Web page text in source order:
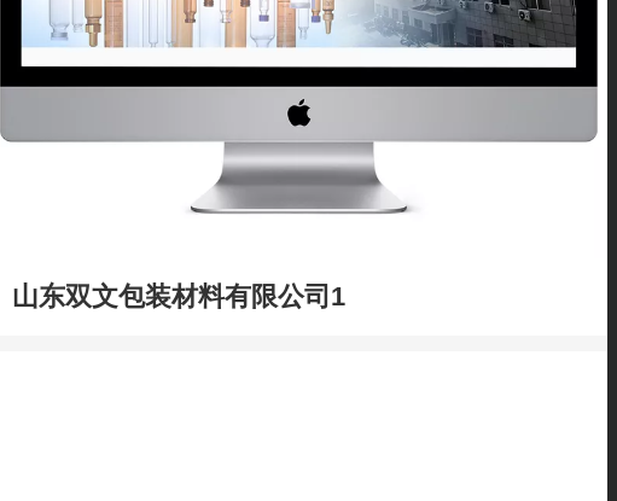
山东双文包装材料有限公司1